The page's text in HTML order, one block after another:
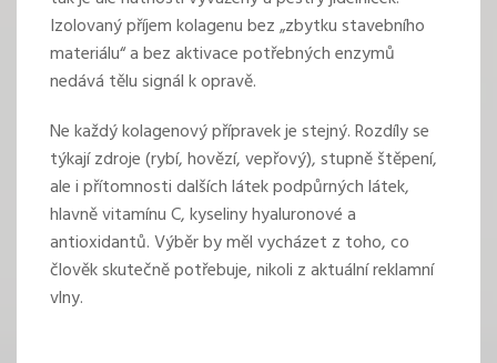
Izolovaný příjem kolagenu bez „zbytku stavebního
materiálu“ a bez aktivace potřebných enzymů
nedává tělu signál k opravě.
Ne každý kolagenový přípravek je stejný. Rozdíly se
týkají zdroje (rybí, hovězí, vepřový), stupně štěpení,
ale i přítomnosti dalších látek podpůrných látek,
hlavně vitamínu C, kyseliny hyaluronové a
antioxidantů. Výběr by měl vycházet z toho, co
člověk skutečně potřebuje, nikoli z aktuální reklamní
vlny.